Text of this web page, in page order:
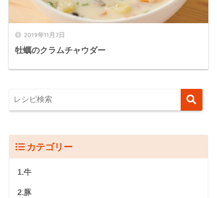
2019年11月7日
牡蠣のクラムチャウダー
カテゴリー
1.牛
2.豚